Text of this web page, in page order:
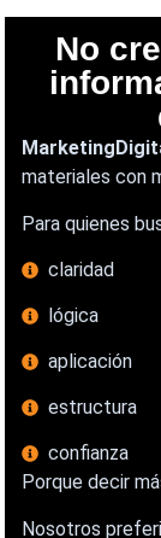
No
materiales con
Para quienes
claridad
lógica
aplicación
estructura
confianza
Porque decir
Nosotros